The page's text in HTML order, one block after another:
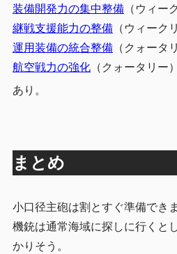
装備開発力の集中整備（ウィー
継戦支援能力の整備（ウィーク
運用装備の統合整備（クォータ
航空戦力の強化（クォータリー）
あり。
まとめ
小口径主砲は割とすぐ準備でき
機銃は通常海域に探しに行くと
かりそう。